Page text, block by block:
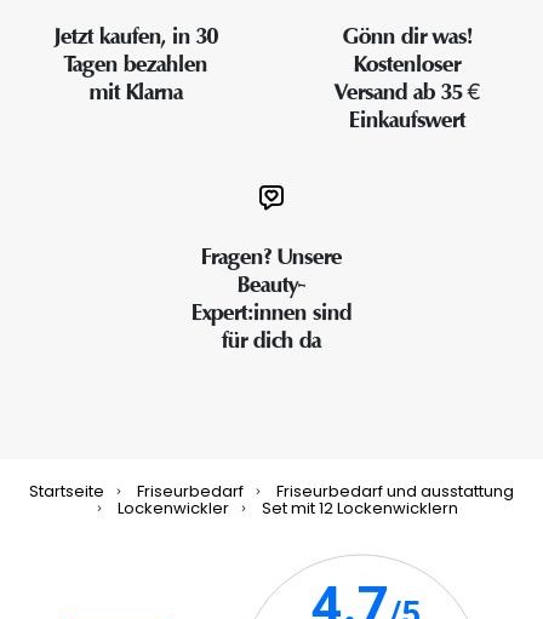
Jetzt kaufen, in 30
Tagen bezahlen
mit Klarna
Gönn dir was!
Kostenloser
Versand ab 35 €
Einkaufswert
Fragen? Unsere
Beauty-
Expert:innen sind
für dich da
Startseite Friseurbedarf Friseurbedarf und ausstattung
Lockenwickler Set mit 12 Lockenwicklern